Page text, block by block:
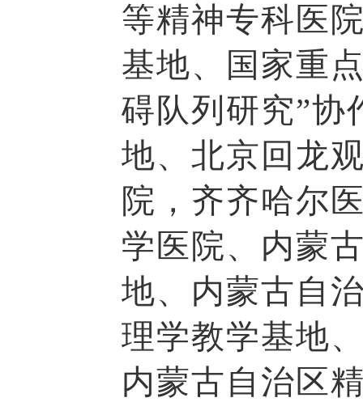
等精神专科医
基地、国家重
碍队列研究”协
地、北京回龙
院，齐齐哈尔
学医院、内蒙
地、内蒙古自
理学教学基地
内蒙古自治区